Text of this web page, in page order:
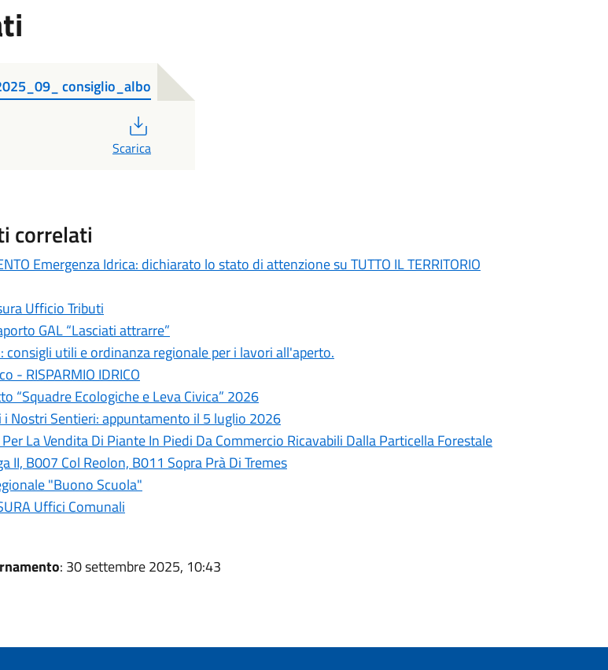
consiglio_albo
Scarica
correlati
Emergenza Idrica: dichiarato lo stato di attenzione su TUTTO IL TERRITORIO
Ufficio Tributi
GAL “Lasciati attrarre”
consigli utili e ordinanza regionale per i lavori all'aperto.
- RISPARMIO IDRICO
“Squadre Ecologiche e Leva Civica” 2026
i Nostri Sentieri: appuntamento il 5 luglio 2026
La Vendita Di Piante In Piedi Da Commercio Ricavabili Dalla Particella Forestale
II, B007 Col Reolon, B011 Sopra Prà Di Tremes
"Buono Scuola"
Uffici Comunali
: 30 settembre 2025, 10:43